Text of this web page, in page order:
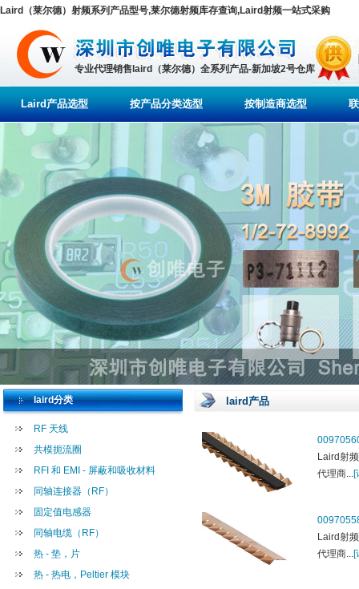
Laird（莱尔德）射频系列产品型号,莱尔德射频库存查询,Laird射频一站式采购
专业代理销售laird（莱尔德）全系列产品-新加坡2号仓库
Laird产品选型 按产品分类选型 按制造商选型
laird分类
RF 天线
共模扼流圈
RFI 和 EMI - 屏蔽和吸收材料
同轴连接器（RF）
固定值电感器
同轴电缆（RF）
热 - 垫，片
热 - 热电，Peltier 模块
laird产品
Laird射
代理商...[
Laird射
代理商...[